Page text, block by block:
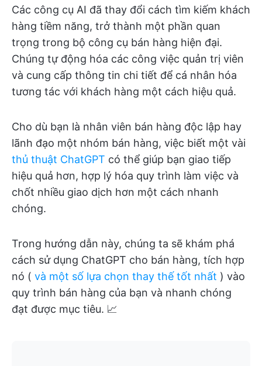
Các công cụ AI đã thay đổi cách tìm kiếm khách
hàng tiềm năng, trở thành một phần quan
trọng trong bộ công cụ bán hàng hiện đại.
Chúng tự động hóa các công việc quản trị viên
và cung cấp thông tin chi tiết để cá nhân hóa
tương tác với khách hàng một cách hiệu quả.
Cho dù bạn là nhân viên bán hàng độc lập hay
lãnh đạo một nhóm bán hàng, việc biết một vài
thủ thuật ChatGPT có thể giúp bạn giao tiếp
hiệu quả hơn, hợp lý hóa quy trình làm việc và
chốt nhiều giao dịch hơn một cách nhanh
chóng.
Trong hướng dẫn này, chúng ta sẽ khám phá
cách sử dụng ChatGPT cho bán hàng, tích hợp
nó ( và một số lựa chọn thay thế tốt nhất ) vào
quy trình bán hàng của bạn và nhanh chóng
đạt được mục tiêu. 📈